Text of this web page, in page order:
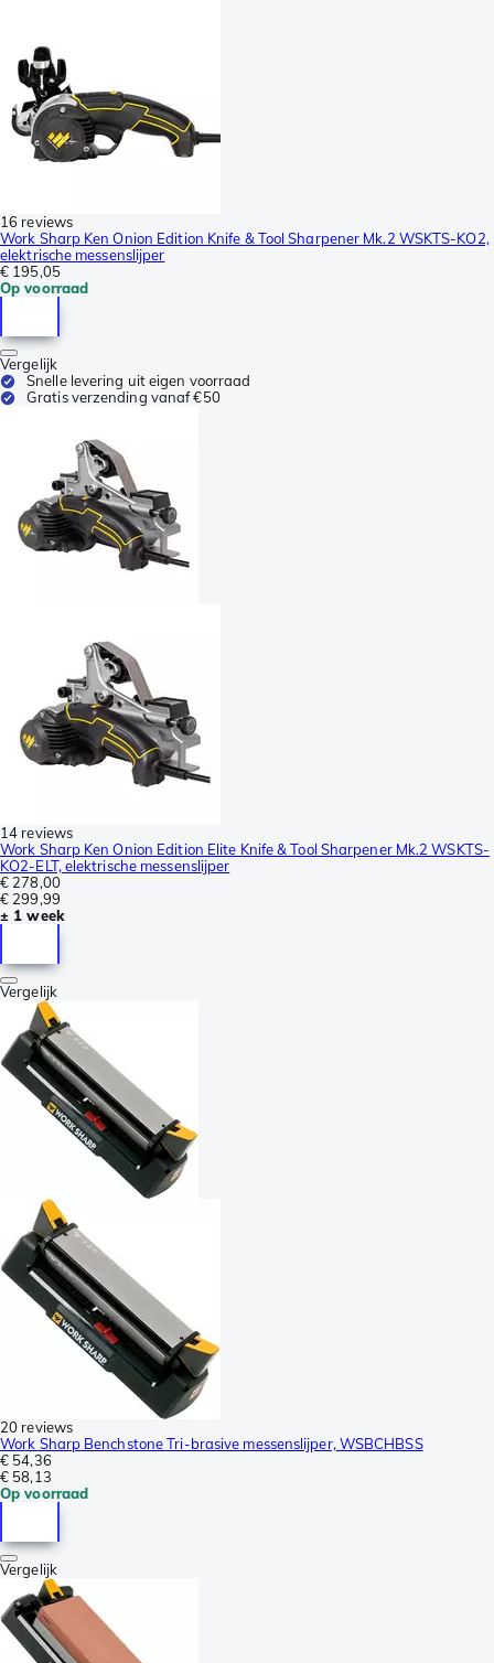
16 reviews
Work Sharp Ken Onion Edition Knife & Tool Sharpener Mk.2 WSKTS-KO2,
elektrische messenslijper
€ 195,05
Op voorraad
Vergelijk
Snelle levering uit eigen voorraad
Gratis verzending vanaf €50
14 reviews
Work Sharp Ken Onion Edition Elite Knife & Tool Sharpener Mk.2 WSKTS-
KO2-ELT, elektrische messenslijper
€ 278,00
€ 299,99
± 1 week
Vergelijk
20 reviews
Work Sharp Benchstone Tri-brasive messenslijper, WSBCHBSS
€ 54,36
€ 58,13
Op voorraad
Vergelijk